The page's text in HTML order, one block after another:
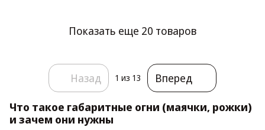
Показать еще 20 товаров
Назад 1 из 13 Вперед
Что такое габаритные огни (маячки, рожки)
и зачем они нужны